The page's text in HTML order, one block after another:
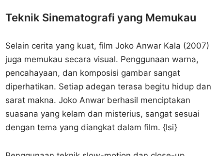
Teknik Sinematografi yang Memukau
Selain cerita yang kuat, film Joko Anwar Kala (2007)
juga memukau secara visual. Penggunaan warna,
pencahayaan, dan komposisi gambar sangat
diperhatikan. Setiap adegan terasa begitu hidup dan
sarat makna. Joko Anwar berhasil menciptakan
suasana yang kelam dan misterius, sangat sesuai
dengan tema yang diangkat dalam film. {lsi}